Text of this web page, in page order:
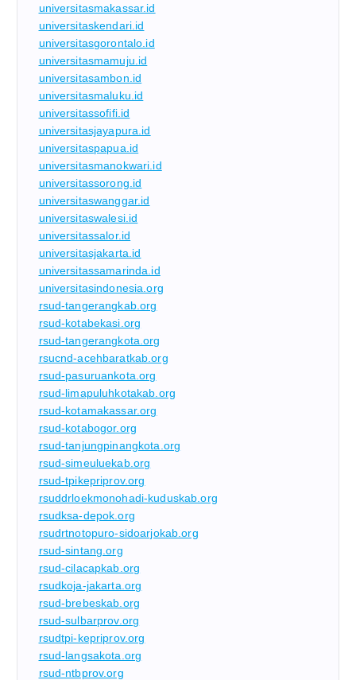
universitasmakassar.id
universitaskendari.id
universitasgorontalo.id
universitasmamuju.id
universitasambon.id
universitasmaluku.id
universitassofifi.id
universitasjayapura.id
universitaspapua.id
universitasmanokwari.id
universitassorong.id
universitaswanggar.id
universitaswalesi.id
universitassalor.id
universitasjakarta.id
universitassamarinda.id
universitasindonesia.org
rsud-tangerangkab.org
rsud-kotabekasi.org
rsud-tangerangkota.org
rsucnd-acehbaratkab.org
rsud-pasuruankota.org
rsud-limapuluhkotakab.org
rsud-kotamakassar.org
rsud-kotabogor.org
rsud-tanjungpinangkota.org
rsud-simeuluekab.org
rsud-tpikepriprov.org
rsuddrloekmonohadi-kuduskab.org
rsudksa-depok.org
rsudrtnotopuro-sidoarjokab.org
rsud-sintang.org
rsud-cilacapkab.org
rsudkoja-jakarta.org
rsud-brebeskab.org
rsud-sulbarprov.org
rsudtpi-kepriprov.org
rsud-langsakota.org
rsud-ntbprov.org